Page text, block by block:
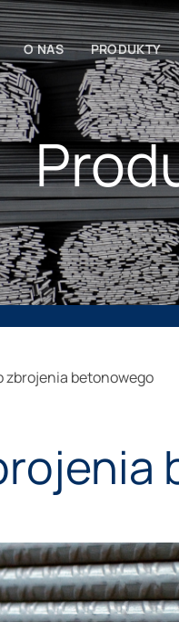
O NAS PRODUKTY
zbrojenia betonowego